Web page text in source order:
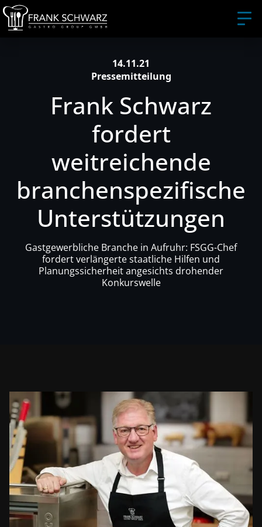
14.11.21
Pressemitteilung
Frank Schwarz
fordert
weitreichende
branchenspezifische
Unterstützungen
Gastgewerbliche Branche in Aufruhr: FSGG-Chef
fordert verlängerte staatliche Hilfen und
Planungssicherheit angesichts drohender
Konkurswelle